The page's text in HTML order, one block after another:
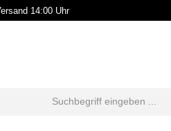
14:00 Uhr